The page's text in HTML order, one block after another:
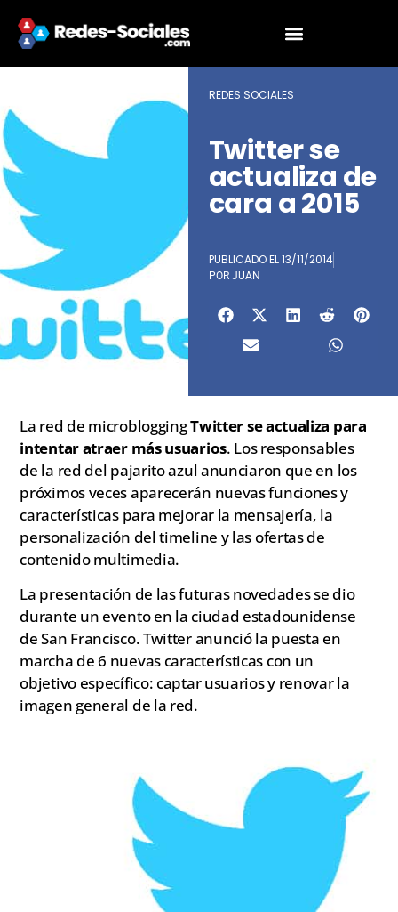
REDES SOCIALES
Twitter se
actualiza de
cara a 2015
PUBLICADO EL13/11/2014
POR JUAN
La red de microbloggingTwitter se actualiza para
intentar atraer más usuarios. Los responsables
de la red del pajarito azul anunciaron que en los
próximos veces aparecerán nuevas funciones y
características para mejorar la mensajería, la
personalización del timeline y las ofertas de
contenido multimedia.
La presentación de las futuras novedades se dio
durante un evento en la ciudad estadounidense
de San Francisco. Twitter anunció la puesta en
marcha de 6 nuevas características con un
objetivo específico: captar usuarios y renovar la
imagen general de la red.